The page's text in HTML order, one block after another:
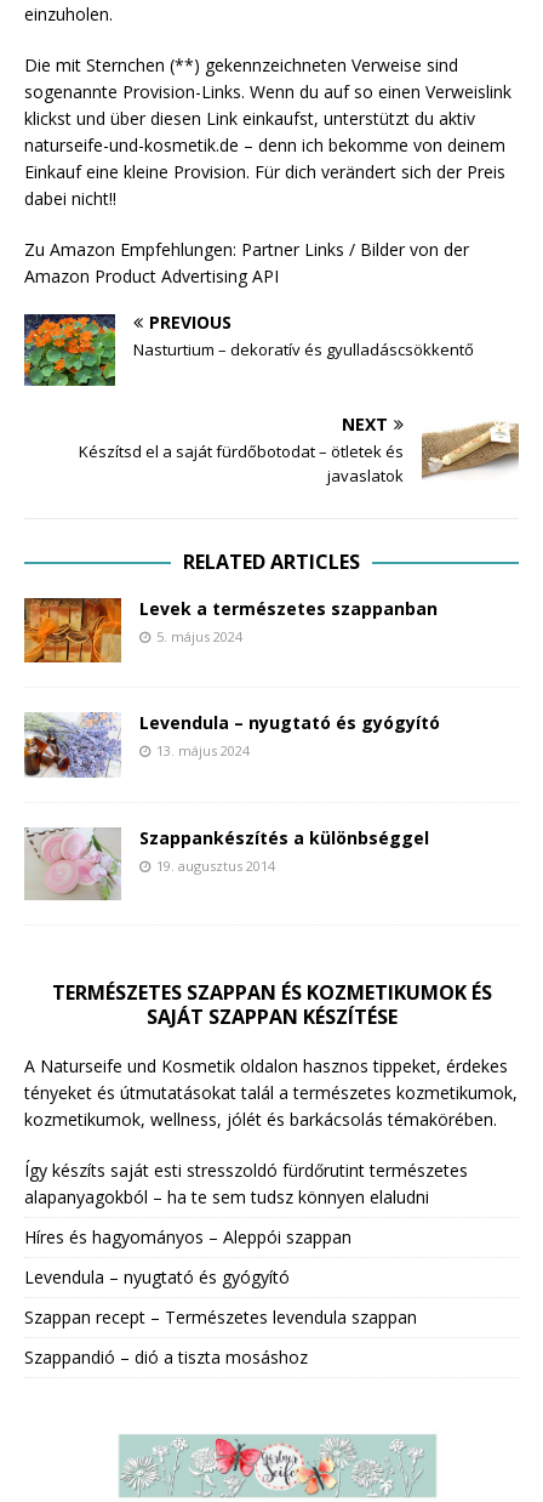
einzuholen.
Die mit Sternchen (**) gekennzeichneten Verweise sind
sogenannte Provision-Links. Wenn du auf so einen Verweislink
klickst und über diesen Link einkaufst, unterstützt du aktiv
naturseife-und-kosmetik.de – denn ich bekomme von deinem
Einkauf eine kleine Provision. Für dich verändert sich der Preis
dabei nicht!!
Zu Amazon Empfehlungen: Partner Links / Bilder von der
Amazon Product Advertising API
PREVIOUS
Nasturtium – dekoratív és gyulladáscsökkentő
NEXT
Készítsd el a saját fürdőbotodat – ötletek és
javaslatok
RELATED ARTICLES
Levek a természetes szappanban
5. május 2024
Levendula – nyugtató és gyógyító
13. május 2024
Szappankészítés a különbséggel
19. augusztus 2014
TERMÉSZETES SZAPPAN ÉS KOZMETIKUMOK ÉS
SAJÁT SZAPPAN KÉSZÍTÉSE
A Naturseife und Kosmetik oldalon hasznos tippeket, érdekes
tényeket és útmutatásokat talál a természetes kozmetikumok,
kozmetikumok, wellness, jólét és barkácsolás témakörében.
Így készíts saját esti stresszoldó fürdőrutint természetes
alapanyagokból – ha te sem tudsz könnyen elaludni
Híres és hagyományos – Aleppói szappan
Levendula – nyugtató és gyógyító
Szappan recept – Természetes levendula szappan
Szappandió – dió a tiszta mosáshoz